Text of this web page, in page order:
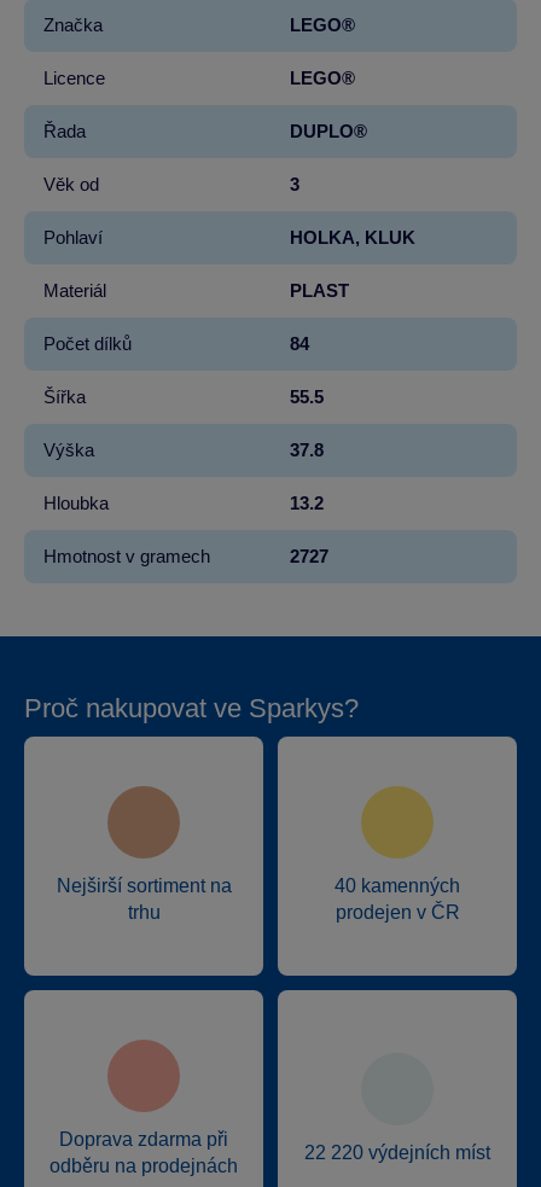
Značka LEGO®
Licence LEGO®
Řada DUPLO®
Věk od 3
Pohlaví HOLKA, KLUK
Materiál PLAST
Počet dílků 84
Šířka 55.5
Výška 37.8
Hloubka 13.2
Hmotnost v gramech 2727
Proč nakupovat ve Sparkys?
Nejširší sortiment na
trhu
40 kamenných
prodejen v ČR
Doprava zdarma při
odběru na prodejnách
22 220 výdejních míst